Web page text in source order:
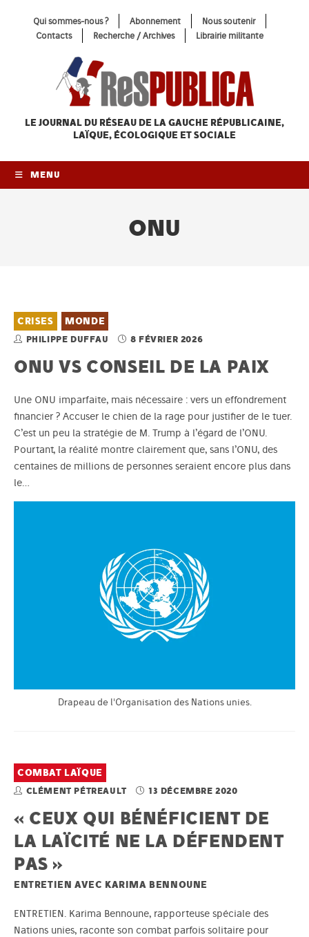
Qui sommes-nous ? Abonnement
Nous soutenir
Contacts
Recherche / Archives Librairie militante
LE JOURNAL DU RÉSEAU DE LA GAUCHE RÉPUBLICAINE,
LAÏQUE, ÉCOLOGIQUE ET SOCIALE
MENU
ONU
CRISES MONDE
PHILIPPE DUFFAU 8 FÉVRIER 2026
ONU VS CONSEIL DE LA PAIX
Une ONU imparfaite, mais nécessaire : vers un effondrement
financier ? Accuser le chien de la rage pour justifier de le tuer.
C’est un peu la stratégie de M. Trump à l’égard de l’ONU.
Pourtant, la réalité montre clairement que, sans l’ONU, des
centaines de millions de personnes seraient encore plus dans
le…
Drapeau de l'Organisation des Nations unies.
COMBAT LAÏQUE
CLÉMENT PÉTREAULT 13 DÉCEMBRE 2020
« CEUX QUI BÉNÉFICIENT DE
LA LAÏCITÉ NE LA DÉFENDENT
PAS »
ENTRETIEN AVEC KARIMA BENNOUNE
ENTRETIEN. Karima Bennoune, rapporteuse spéciale des
Nations unies, raconte son combat parfois solitaire pour